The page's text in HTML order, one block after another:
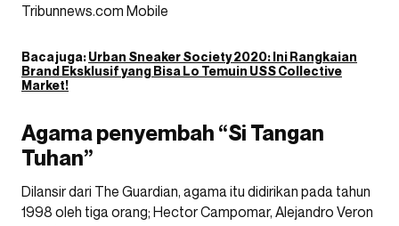
Baca juga:Urban Sneaker Society 2020: Ini Rangkaian
Brand Eksklusif yang Bisa Lo Temuin USS Collective
Market!
Agama penyembah “Si Tangan
Tuhan”
Dilansir dari The Guardian, agama itu didirikan pada tahun
1998 oleh tiga orang; Hector Campomar, Alejandro Veron